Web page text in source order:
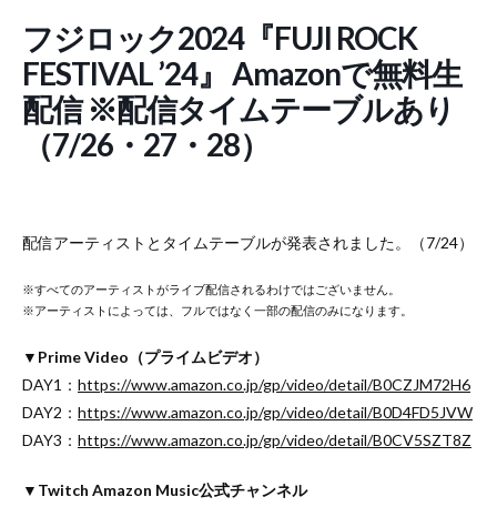
フジロック2024『FUJI ROCK
FESTIVAL ’24』 Amazonで無料生
配信 ※配信タイムテーブルあり
（7/26・27・28）
配信アーティストとタイムテーブルが発表されました。（7/24）
※すべてのアーティストがライブ配信されるわけではございません。
※アーティストによっては、フルではなく一部の配信のみになります。
▼Prime Video（プライムビデオ）
DAY1： https://www.amazon.co.jp/gp/video/detail/B0CZJM72H6
DAY2： https://www.amazon.co.jp/gp/video/detail/B0D4FD5JVW
DAY3： https://www.amazon.co.jp/gp/video/detail/B0CV5SZT8Z
▼Twitch Amazon Music公式チャンネル